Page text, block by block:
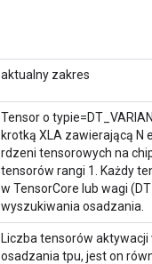
aktualny zakres
Tensor o
krotką XLA zawierającą N
rdzeni tensorowych na
tensorów rangi 1. Każdy
w TensorCore lub wagi
wyszukiwania osadzania.
Liczba tensorów
osadzania tpu, jest on